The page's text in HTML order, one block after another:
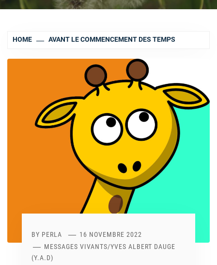
HOME AVANT LE COMMENCEMENT DES TEMPS
BY PERLA
16 NOVEMBRE 2022
MESSAGES VIVANTS/YVES ALBERT DAUGE
(Y.A.D)